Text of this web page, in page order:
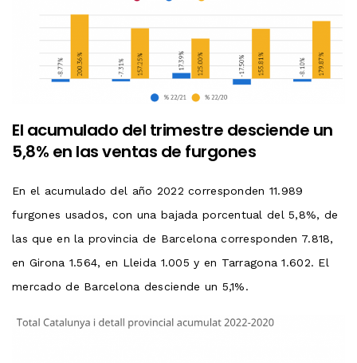
El acumulado del trimestre desciende un
5,8% en las ventas de furgones
En el acumulado del año 2022 corresponden 11.989
furgones usados, con una bajada porcentual del 5,8%, de
las que en la provincia de Barcelona corresponden 7.818,
en Girona 1.564, en Lleida 1.005 y en Tarragona 1.602. El
mercado de Barcelona desciende un 5,1%.